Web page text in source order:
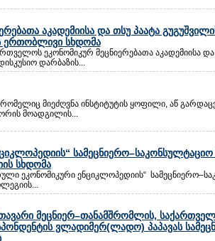
აკადემიისა და თსუ პაატა
ერთობლივი სხდომა
ეკონომიკურ მეცნიერებათა აკადემიისა და
დარბაზის...
რომელიც მიეძღვნა ინსტიტუტის ყოფილი, აწ
მოადგილის...
სამეცნიერო–საკონსულტაციო
სხდომა
ეკონომიკური ენციკლოპედიის“
მეცნიერ–თანამშრომლის,
ვლადიმერ(ლადო) პაპავას